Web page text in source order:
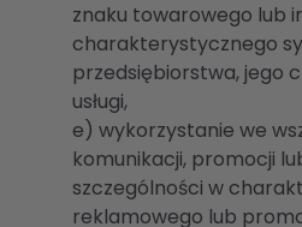
znaku towarowego lub
charakterystycznego
przedsiębiorstwa, jego
usługi,
e) wykorzystanie we
komunikacji, promocji
szczególności w
reklamowego lub